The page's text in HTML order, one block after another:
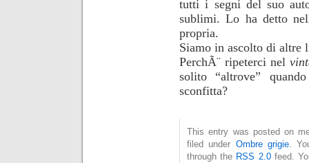
tutti i segni del suo
sublimi. Lo ha detto
propria.
Siamo in ascolto di altre
PerchÃ¨ ripeterci nel
solito
“altrove”
sconfitta?
This entry was posted on
filed under Ombre grigie.
through the RSS 2.0feed.